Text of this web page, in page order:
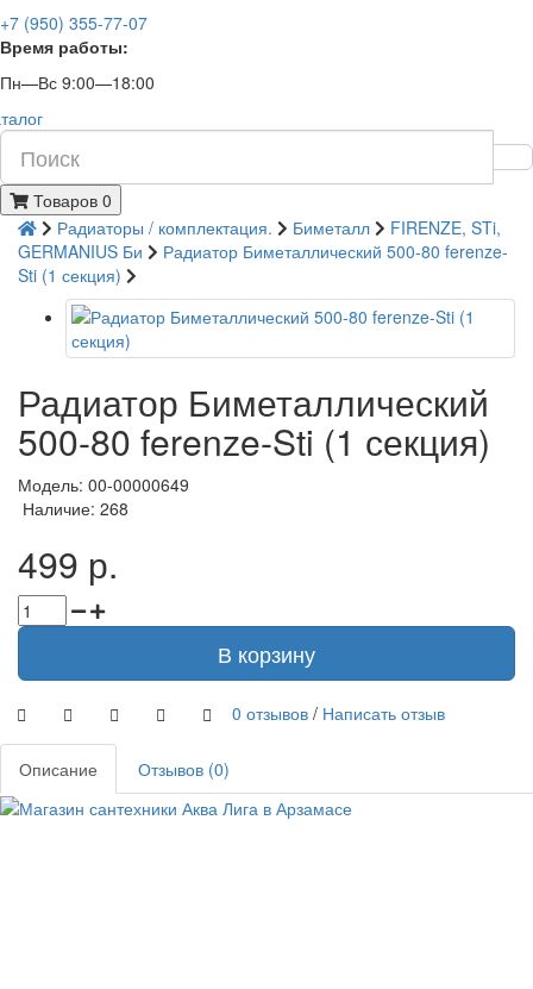
+7 (950) 355-77-07
Время работы:
Пн—Вс 9:00—18:00
Товаров 0
Радиаторы / комплектация.
Биметалл
FIRENZE, STi,
GERMANIUS Би
Радиатор Биметаллический 500-80 ferenze-
Sti (1 секция)
Радиатор Биметаллический
500-80 ferenze-Sti (1 секция)
Модель: 00-00000649
Наличие: 268
499 р.
В корзину
0 отзывов / Написать отзыв
Описание Отзывов (0)